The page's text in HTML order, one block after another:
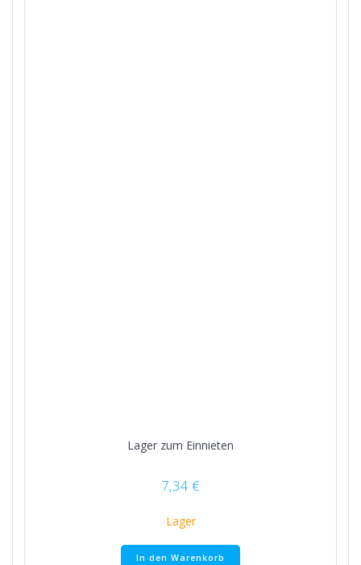
Lager zum Einnieten
7,34 €
Lager
In den Warenkorb